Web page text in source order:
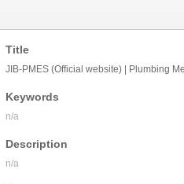
Title
JIB-PMES (Official website) | Plumbing
Keywords
n/a
Description
n/a